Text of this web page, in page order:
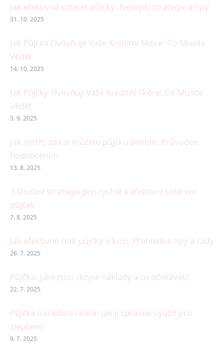
Jak efektivně splácet půjčky: Nejlepší strategie a tipy
31. 10. 2025
Jak Půjčka Ovlivňuje Vaše Kreditní Skóre: Co Musíte
Vědět
14. 10. 2025
Jak Půjčky Ovlivňují Vaše Kreditní Skóre: Co Musíte
Vědět
3. 9. 2025
Jak zjistit, zda si můžete půjčku dovolit: Průvodce
hodnocením
13. 8. 2025
3 Osobní strategie pro rychlé a efektivní splácení
půjček
7. 8. 2025
Jak efektivně řídit půjčky v krizi: Přehledné tipy a rady
26. 7. 2025
Půjčka: Jaké jsou skryté náklady a co očekávat?
22. 7. 2025
Půjčka a kreditní skóre: Jak ji správně využít pro
zlepšení?
9. 7. 2025